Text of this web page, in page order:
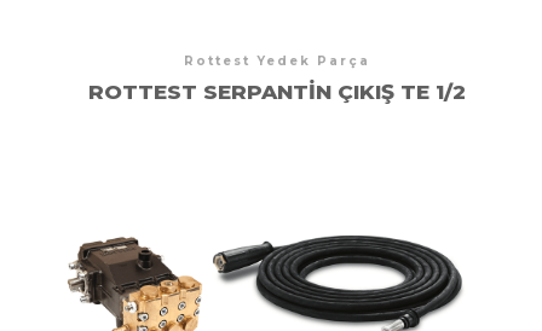
Rottest Yedek Parça
ROTTEST SERPANTIN ÇIKIŞ TE 1/2